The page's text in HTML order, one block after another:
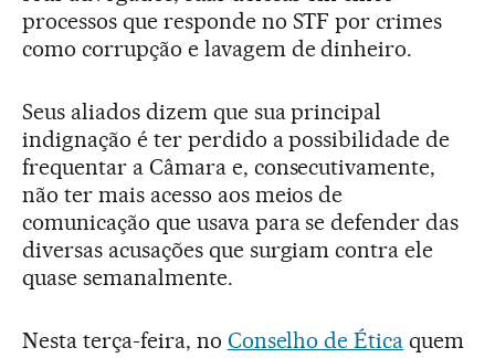
processos que responde no STF por crimes
como corrupção e lavagem de dinheiro.
Seus aliados dizem que sua principal
indignação é ter perdido a possibilidade de
frequentar a Câmara e, consecutivamente,
não ter mais acesso aos meios de
comunicação que usava para se defender das
diversas acusações que surgiam contra ele
quase semanalmente.
Nesta terça-feira, no Conselho de Ética quem